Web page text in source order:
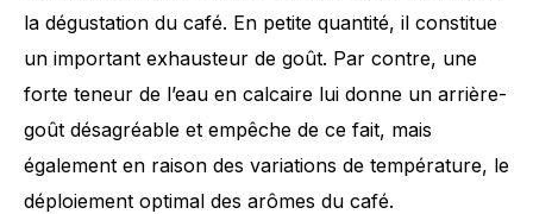
la dégustation du café. En petite quantité, il constitue
un important exhausteur de goût. Par contre, une
forte teneur de l’eau en calcaire lui donne un arrière-
goût désagréable et empêche de ce fait, mais
également en raison des variations de température, le
déploiement optimal des arômes du café.